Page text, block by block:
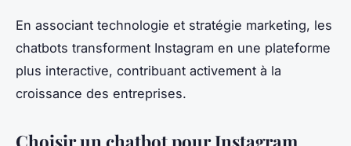
En associant technologie et stratégie marketing, les
chatbots transforment Instagram en une plateforme
plus interactive, contribuant activement à la
croissance des entreprises.